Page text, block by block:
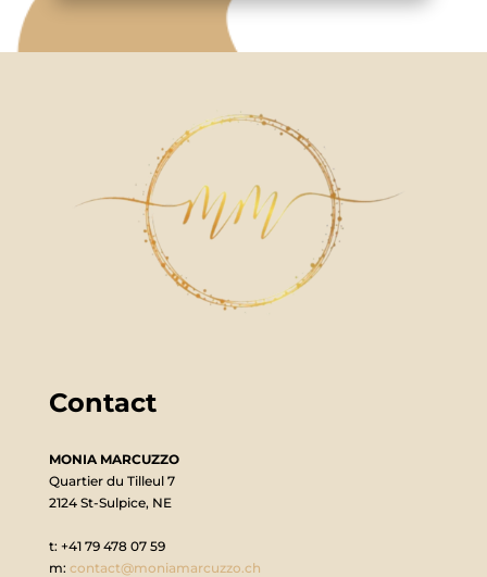
Contact
MONIA MARCUZZO
Quartier du Tilleul 7
2124 St-Sulpice, NE
t: +41 79 478 07 59
m: contact@moniamarcuzzo.ch